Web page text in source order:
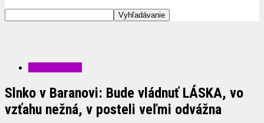
Slnko v Baranovi: Bude vládnuť LÁSKA, vo
vzťahu nežná, v posteli veľmi odvážna